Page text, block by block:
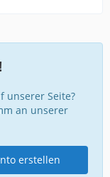
unserer Seite?
an unserer
erstellen